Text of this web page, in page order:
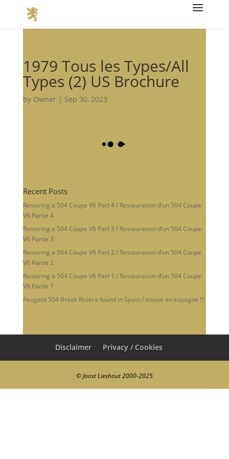
1979 Tous les Types/All
Types (2) US Brochure
by Owner| Sep 30, 2023
Recent Posts
Restoring a 504 Coupe V6 Part 4 / Restauration d’un 504 Coupe
V6 Partie 4
Restoring a 504 Coupe V6 Part 3 / Restauration d’un 504 Coupe
V6 Partie 3
Restoring a 504 Coupe V6 Part 2 / Restauration d’un 504 Coupe
V6 Partie 2
Restoring a 504 Coupe V6 Part 1 / Restauration d’un 504 Coupe
V6 Partie 1
Peugeot 504 Break Riviera found in Spain / trouvé en espagne !!!
Disclaimer Privacy / Cookies
© Joost Lieshout 2000-2025